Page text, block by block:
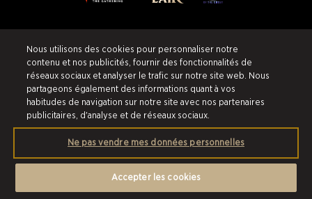
Service Client
À Propos
Ventes Passées
Préférences de Cookies
Conditions de vente
Politique de confidentialité
Politique de remboursement
Nous utilisons des cookies pour personnaliser notre
contenu et nos publicités, fournir des fonctionnalités de
réseaux sociaux et analyser le trafic sur notre site web. Nous
partageons également des informations quant à vos
habitudes de navigation sur notre site avec nos partenaires
publicitaires, d'analyse et de réseaux sociaux.
Ne pas vendre mes données personnelles
Accepter les cookies